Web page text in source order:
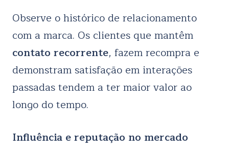
Observe o histórico de relacionamento
com a marca. Os clientes que mantêm
contato recorrente, fazem recompra e
demonstram satisfação em interações
passadas tendem a ter maior valor ao
longo do tempo.
Influência e reputação no mercado